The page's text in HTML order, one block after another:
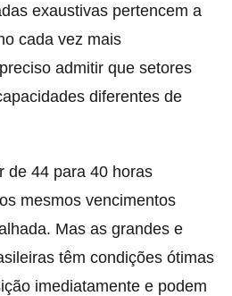
exaustivas pertencem a
cada vez mais
admitir que setores
diferentes de
de 44 para 40 horas
mesmos vencimentos
Mas as grandes e
têm condições ótimas
imediatamente e podem